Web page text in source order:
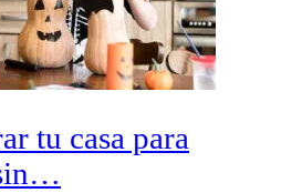
tu casa para